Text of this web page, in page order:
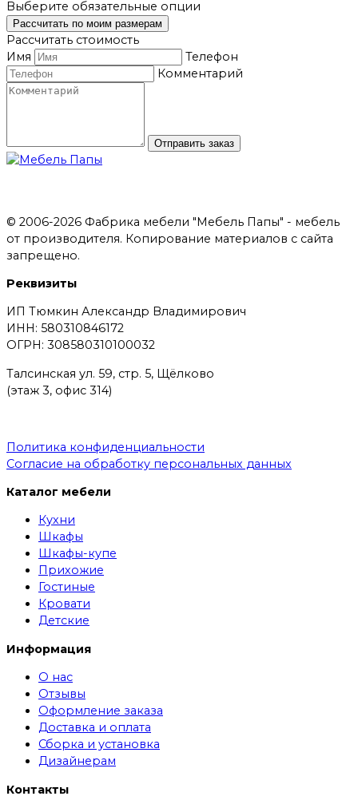
Выберите обязательные опции
Рассчитать по моим размерам
Рассчитать стоимость
Имя
Телефон
Комментарий
Отправить заказ
© 2006-2026 Фабрика мебели "Мебель Папы" - мебель
от производителя. Копирование материалов с сайта
запрещено.
Реквизиты
ИП Тюмкин Александр Владимирович
ИНН: 580310846172
ОГРН: 308580310100032
Талсинская ул. 59, стр. 5, Щёлково
(этаж 3, офис 314)
Политика конфиденциальности
Согласие на обработку персональных данных
Каталог мебели
Кухни
Шкафы
Шкафы-купе
Прихожие
Гостиные
Кровати
Детские
Информация
О нас
Отзывы
Оформление заказа
Доставка и оплата
Сборка и установка
Дизайнерам
Контакты